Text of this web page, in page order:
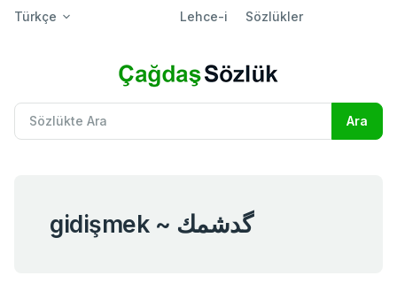
Türkçe Lehce-i Sözlükler
gidişmek ~ گدشمك